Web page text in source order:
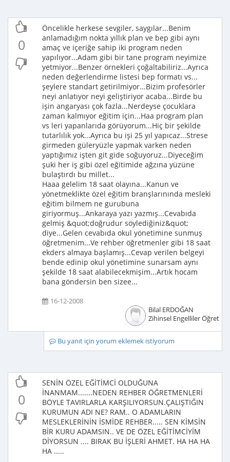
0
Öncelikle herkese sevgiler, saygılar...Benim
anlamadığım nokta yıllık plan ve bep gibi aynı
amaç ve içeriğe sahip iki program neden
yapılıyor...Adam gibi bir tane program neyimize
yetmiyor...Benzer örnekleri çoğaltabiliriz...Ayrıca
neden değerlendirme listesi bep formatı vs...
şeylere standart getirilmiyor...Bizim profesörler
neyi anlatıyor neyi geliştiriyor acaba...Birde bu
işin angaryası çok fazla...Nerdeyse çocuklara
zaman kalmıyor eğitim için...Haa program plan
vs leri yapanlarıda görüyorum...Hiç bir şekilde
tutarlılık yok...Ayrıca bu işi 25 yıl yapıcaz...Strese
girmeden güleryüzle yapmak varken neden
yaptığımız işten git gide soğuyoruz...Diyeceğim
şuki her iş gibi özel eğitimide ağzına yüzüne
bulaştırdı bu millet...
Haaa gelelim 18 saat olayına...Kanun ve
yönetmeklikte özel eğitim branşlarınında mesleki
eğitim bilmem ne gurubuna
giriyormuş...Ankaraya yazı yazmış...Cevabıda
gelmiş &quot;doğrudur söylediğiniz&quot;
diye...Gelen cevabıda okul yönetimine sunmuş
öğretmenim...Ve rehber öğretmenler gibi 18 saat
ekders almaya başlamış...Cevap verilen belgeyi
bende edinip okul yönetimine sunarsam aynı
şekilde 18 saat alabilecekmişim...Artık hocam
bana göndersin ben sizee...
16-12-2008
Bilal ERDOĞAN
Zihinsel Engelliler
Bu yanıt için yorum eklemek istiyorum
0
SENİN ÖZEL EĞİTİMCİ OLDUĞUNA
İNANMAM.......NEDEN REHBER ÖĞRETMENLERİ
BÖYLE TAVIRLARLA KARŞILIYORSUN.ÇALIŞTIĞIN
KURUMUN ADI NE? RAM.. O ADAMLARIN
MESLEKLERİNİN İSMİDE REHBER..... SEN KİMSİN
BİR KURU ADAMSIN.. VE DE ÖZEL EĞİTİMCİYİM
DİYORSUN .... BIRAK BU İŞLERİ AHMET. HA HA HA
HA .....